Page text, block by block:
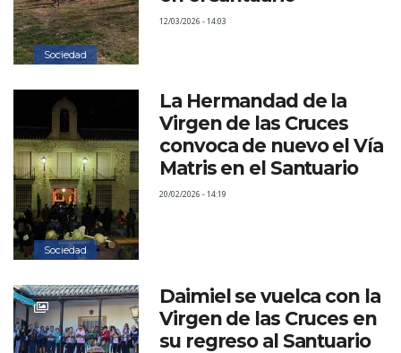
Sociedad
12/03/2026 - 14:03
Sociedad
La Hermandad de la
Virgen de las Cruces
convoca de nuevo el Vía
Matris en el Santuario
20/02/2026 - 14:19
Daimiel se vuelca con la
Virgen de las Cruces en
su regreso al Santuario